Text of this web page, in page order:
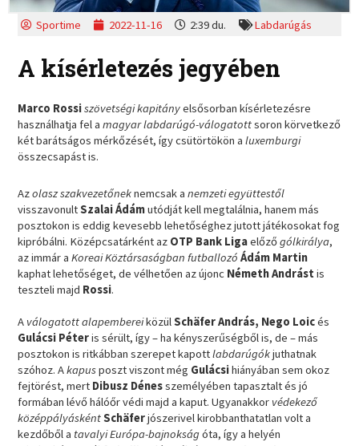
Sportime 2022-11-16 2:39 du. Labdarúgás
A kísérletezés jegyében
Marco Rossiszövetségi kapitányelsősorban kísérletezésre
használhatja fel amagyar labdarúgó-válogatottsoron körvetkező
két barátságos mérkőzését, így csütörtökön aluxemburgi
összecsapást is.
Azolasz szakvezetőneknemcsak anemzeti együttestől
visszavonultSzalai Ádámutódját kell megtalálnia, hanem más
posztokon is eddig kevesebb lehetőséghez jutott játékosokat fog
kipróbálni. Középcsatárként az OTP Bank Ligaelőzőgólkirálya,
az immár aKoreai Köztársaságban futballozó Ádám Martin
kaphat lehetőséget, de vélhetően az újonc Németh Andrást is
teszteli majd Rossi.
A válogatott alapembereiközülSchäfer András, Nego Loicés
Gulácsi Péteris sérült, így – ha kényszerűségből is, de – más
posztokon is ritkábban szerepet kapottlabdarúgókjuthatnak
szóhoz. Akapusposzt viszont még Gulácsihiányában sem okoz
fejtörést, mert Dibusz Dénesszemélyében tapasztalt és jó
formában lévő hálóőr védi majd a kaput. Ugyanakkor védekező
középpályáskéntSchäferjószerivel kirobbanthatatlan volt a
kezdőből a tavalyi Európa-bajnokságóta, így a helyén